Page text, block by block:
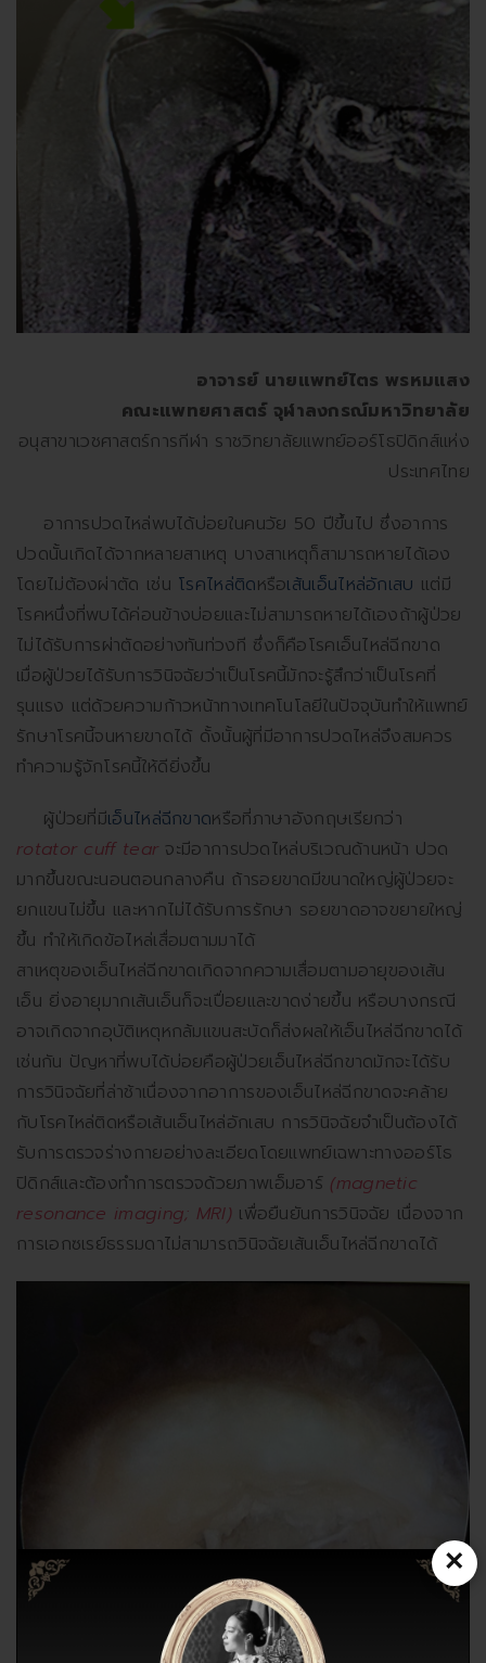
อาจารย์ นายแพทย์ไตร พรหมแสง
คณะแพทยศาสตร์ จุฬาลงกรณ์มหาวิทยาลัย
อนุสาขาเวชศาสตร์การกีฬา ราชวิทยาลัยแพทย์ออร์โธปิดิกส์แห่ง
ประเทศไทย
อาการปวดไหล่พบได้บ่อยในคนวัย 50 ปีขึ้นไป ซึ่งอาการ
ปวดนั้นเกิดได้จากหลายสาเหตุ บางสาเหตุก็สามารถหายได้เอง
โดยไม่ต้องผ่าตัด เช่น โรคไหล่ติดหรือเส้นเอ็นไหล่อักเสบ แต่มี
โรคหนึ่งที่พบได้ค่อนข้างบ่อยและไม่สามารถหายได้เองถ้าผู้ป่วย
ไม่ได้รับการผ่าตัดอย่างทันท่วงที ซึ่งก็คือโรคเอ็นไหล่ฉีกขาด
เมื่อผู้ป่วยได้รับการวินิจฉัยว่าเป็นโรคนี้มักจะรู้สึกว่าเป็นโรคที่
รุนแรง แต่ด้วยความก้าวหน้าทางเทคโนโลยีในปัจจุบันทำให้แพทย์
รักษาโรคนี้จนหายขาดได้ ดั้งนั้นผู้ที่มีอาการปวดไหล่จึงสมควร
ทำความรู้จักโรคนี้ให้ดียิ่งขึ้น
ผู้ป่วยที่มีเอ็นไหล่ฉีกขาดหรือที่ภาษาอังกฤษเรียกว่า
rotator cuff tear จะมีอาการปวดไหล่บริเวณด้านหน้า ปวด
มากขึ้นขณะนอนตอนกลางคืน ถ้ารอยขาดมีขนาดใหญ่ผู้ป่วยจะ
ยกแขนไม่ขึ้น และหากไม่ได้รับการรักษา รอยขาดอาจขยายใหญ่
ขึ้น ทำให้เกิดข้อไหล่เสื่อมตามมาได้
สาเหตุของเอ็นไหล่ฉีกขาดเกิดจากความเสื่อมตามอายุของเส้น
เอ็น ยิ่งอายุมากเส้นเอ็นก็จะเปื่อยและขาดง่ายขึ้น หรือบางกรณี
อาจเกิดจากอุบัติเหตุหกล้มแขนสะบัดก็ส่งผลให้เอ็นไหล่ฉีกขาดได้
เช่นกัน ปัญหาที่พบได้บ่อยคือผู้ป่วยเอ็นไหล่ฉีกขาดมักจะได้รับ
การวินิจฉัยที่ล่าช้าเนื่องจากอาการของเอ็นไหล่ฉีกขาดจะคล้าย
กับโรคไหล่ติดหรือเส้นเอ็นไหล่อักเสบ การวินิจฉัยจำเป็นต้องได้
รับการตรวจร่างกายอย่างละเอียดโดยแพทย์เฉพาะทางออร์โธ
ปิดิกส์และต้องทำการตรวจด้วยภาพเอ็มอาร์ (magnetic
resonance imaging; MRI) เพื่อยืนยันการวินิจฉัย เนื่องจาก
การเอกซเรย์ธรรมดาไม่สามารถวินิจฉัยเส้นเอ็นไหล่ฉีกขาดได้
×